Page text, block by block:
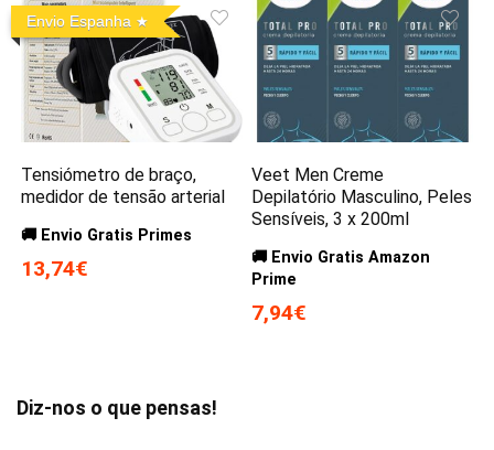
Envio Espanha
Tensiómetro de braço,
medidor de tensão arterial
🚚 Envio Gratis Primes
13,74€
Veet Men Creme
Depilatório Masculino, Peles
Sensíveis, 3 x 200ml
🚚 Envio Gratis Amazon
Prime
7,94€
Diz-nos o que pensas!